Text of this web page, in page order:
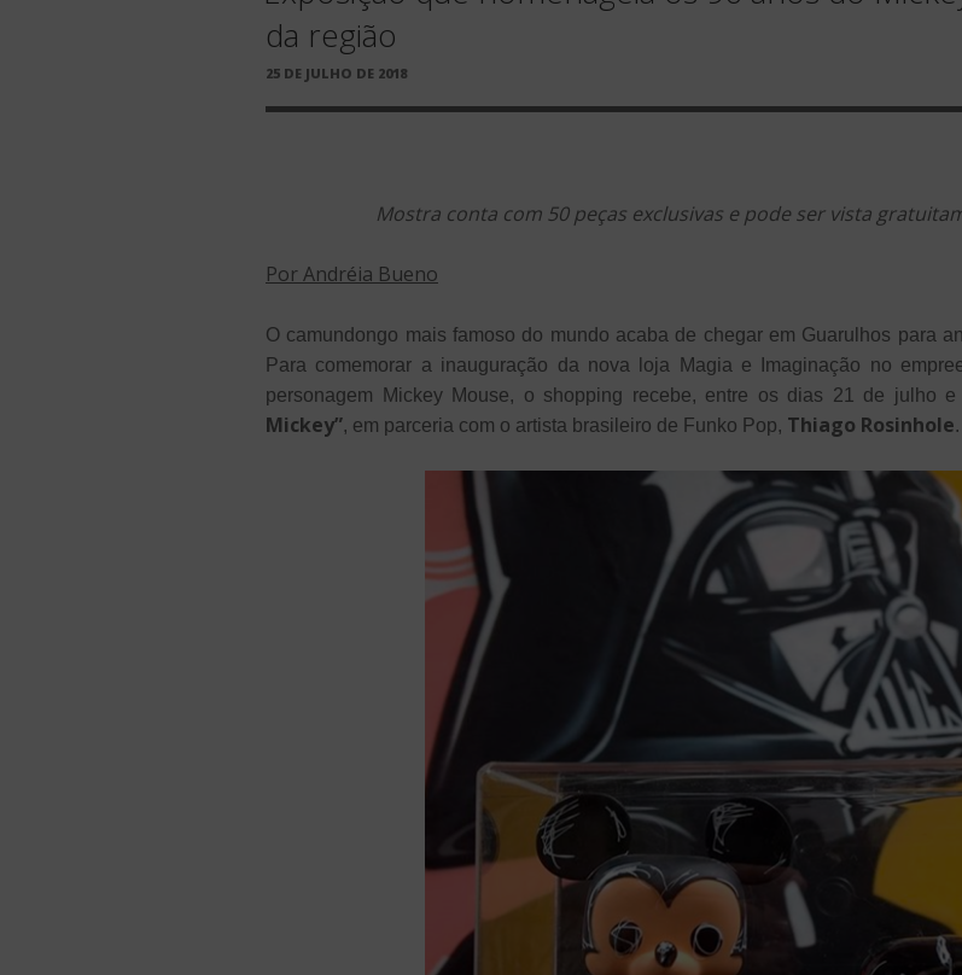
da região
PUBLICADO
25 DE JULHO DE 2018
Mostra conta com 50 peças exclusivas e pode ser vista
Por Andréia Bueno
O camundongo mais famoso do mundo acaba de chegar em Guarulhos para
Para comemorar a inauguração da nova loja Magia e Imaginação no
personagem Mickey Mouse, o shopping recebe, entre os dias 21 de julho
Mickey”, em parceria com o artista brasileiro de Funko Pop, Thiago Rosinhole.